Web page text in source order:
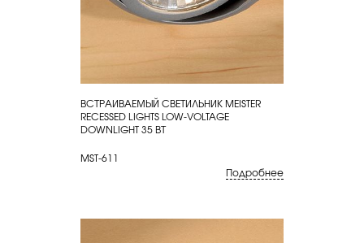
КУПИТЬ
ВСТРАИВАЕМЫЙ СВЕТИЛЬНИК MEISTER
RECESSED LIGHTS LOW-VOLTAGE
DOWNLIGHT 35 ВТ
MST-611
Подробнее